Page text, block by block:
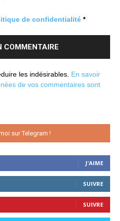
de confidentialité *
les indésirables. En savoir
de vos commentaires sont
sur Telegram !
J'AIME
SUIVRE
SUIVRE